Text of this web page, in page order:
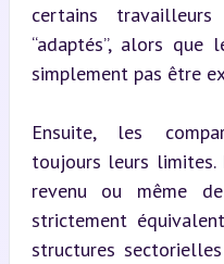
certains
“adaptés”, alors
simplement pas être
Ensuite, les
toujours leurs limites.
revenu ou même
strictement
structures